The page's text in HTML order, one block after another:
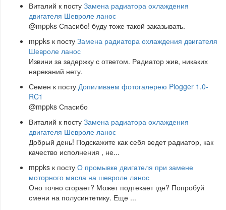
Виталий к посту Замена радиатора охлаждения
двигателя Шевроле ланос
@mppks Спасибо! буду тоже такой заказывать.
mppks к посту Замена радиатора охлаждения двигателя
Шевроле ланос
Извини за задержку с ответом. Радиатор жив, никаких
нареканий нету.
Семен к посту Допиливаем фотогалерею Plogger 1.0-
RC1
@mppks Спасибо
Виталий к посту Замена радиатора охлаждения
двигателя Шевроле ланос
Добрый день! Подскажите как себя ведет радиатор, как
качество исполнения , не...
mppks к посту О промывке двигателя при замене
моторного масла на шевроле ланос
Оно точно сгорает? Может подтекает где? Попробуй
смени на полусинтетику. Еще ...